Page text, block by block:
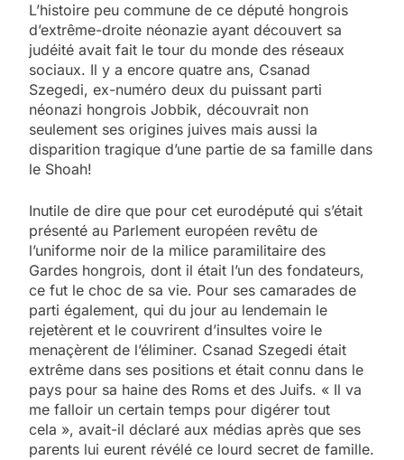
L’histoire peu commune de ce député hongrois
d’extrême-droite néonazie ayant découvert sa
judéité avait fait le tour du monde des réseaux
sociaux. Il y a encore quatre ans, Csanad
Szegedi, ex-numéro deux du puissant parti
néonazi hongrois Jobbik, découvrait non
seulement ses origines juives mais aussi la
disparition tragique d’une partie de sa famille dans
le Shoah!
Inutile de dire que pour cet eurodéputé qui s’était
présenté au Parlement européen revêtu de
l’uniforme noir de la milice paramilitaire des
Gardes hongrois, dont il était l’un des fondateurs,
ce fut le choc de sa vie. Pour ses camarades de
parti également, qui du jour au lendemain le
rejetèrent et le couvrirent d’insultes voire le
menaçèrent de l’éliminer. Csanad Szegedi était
extrême dans ses positions et était connu dans le
pays pour sa haine des Roms et des Juifs. « Il va
me falloir un certain temps pour digérer tout
cela », avait-il déclaré aux médias après que ses
parents lui eurent révélé ce lourd secret de famille.